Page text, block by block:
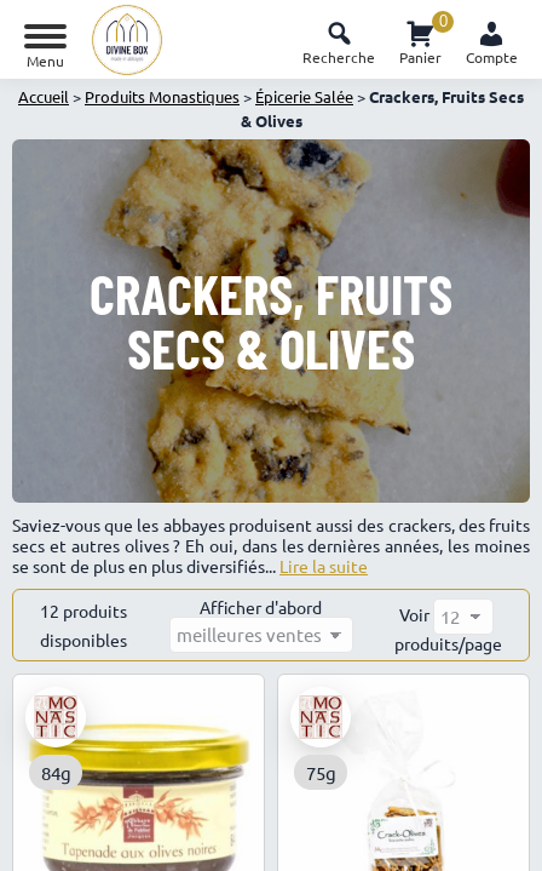
Menu Recherche Panier
0
Compte
Accueil > Produits Monastiques> Épicerie Salée>Crackers, Fruits Secs
& Olives
CRACKERS, FRUITS
SECS & OLIVES
Saviez-vous que les abbayes produisent aussi des crackers, des fruits
secs et autres olives ? Eh oui, dans les dernières années, les moines
se sont de plus en plus diversifiés... Lire la suite
12 produits
disponibles
par
Afficher d'abord
Voir
produits/page
84g 75g